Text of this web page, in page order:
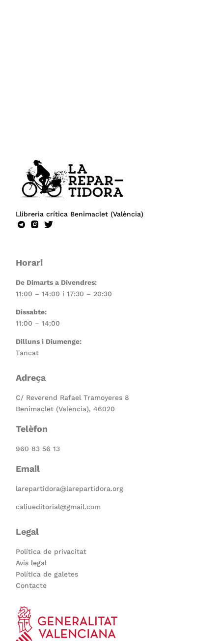
Llibreria crítica Benimaclet (València)
Horari
De Dimarts a Divendres:
11:00 – 14:00 i 17:30 – 20:30
Dissabte:
11:00 – 14:00
Dilluns i Diumenge:
Tancat
Adreça
C/ Reverend Rafael Tramoyeres 8
Benimaclet (València), 46020
Telèfon
960 83 56 13
Email
larepartidora@larepartidora.org
caliueditorial@gmail.com
Legal
Política de privacitat
Avís legal
Política de galetes
Contacte